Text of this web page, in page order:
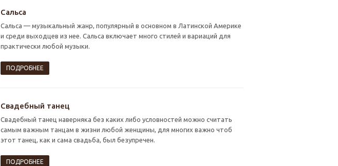
Сальса
Сальса — музыкальный жанр, популярный в основном в Латинской Америке
и среди выходцев из нее. Сальса включает много стилей и вариаций для
практически любой музыки.
ПОДРОБНЕЕ
Свадебный танец
Свадебный танец наверняка без каких либо условностей можно считать
самым важным танцам в жизни любой женщины, для многих важно чтоб
этот танец, как и сама свадьба, был безупречен.
ПОДРОБНЕЕ